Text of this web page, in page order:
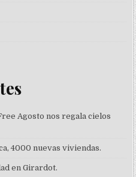
Agosto nos regala cielos
4000 nuevas viviendas.
en Girardot.